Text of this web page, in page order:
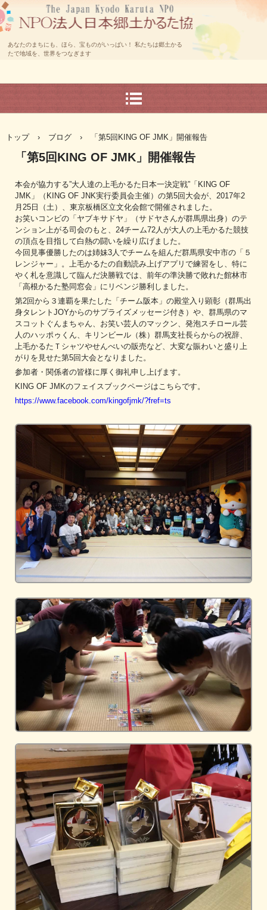
あなたのまちにも、ほら、宝ものがいっぱい！ 私たちは郷土かる
たで地域を、世界をつなぎます
トップ › ブログ › 「第5回KING OF JMK」開催報告
「第5回KING OF JMK」開催報告
本会が協力する”大人達の上毛かるた日本一決定戦”「KING OF
JMK」（KING OF JNK実行委員会主催）の第5回大会が、2017年2
月25日（土）、東京板橋区立文化会館で開催されました。
お笑いコンビの「ヤブキサドヤ」（サドヤさんが群馬県出身）のテ
ンション上がる司会のもと、24チーム72人が大人の上毛かるた競技
の頂点を目指して白熱の闘いを繰り広げました。
今回見事優勝したのは姉妹3人でチームを組んだ群馬県安中市の「５
レンジャー」。上毛かるたの自動読み上げアプリで練習をし、特に
やく札を意識して臨んだ決勝戦では、前年の準決勝で敗れた館林市
「高根かるた塾同窓会」にリベンジ勝利しました。
第2回から３連覇を果たした「チーム阪本」の殿堂入り顕彰（群馬出
身タレントJOYからのサプライズメッセージ付き）や、群馬県のマ
スコットぐんまちゃん、お笑い芸人のマックン、発泡スチロール芸
人のハッポゥくん、キリンビール（株）群馬支社長らからの祝辞、
上毛かるたＴシャツやせんべいの販売など、大変な賑わいと盛り上
がりを見せた第5回大会となりました。
参加者・関係者の皆様に厚く御礼申し上げます。
KING OF JMKのフェイスブックページはこちらです。
https://www.facebook.com/kingofjmk/?fref=ts